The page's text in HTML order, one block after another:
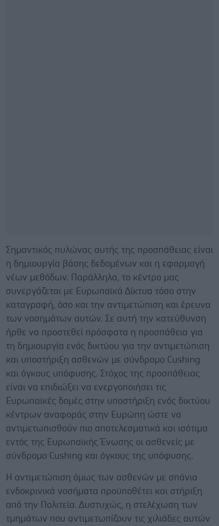
Σημαντικός πυλώνας αυτής της προσπάθειας είναι
η δημιουργία βάσης δεδομένων και η εφαρμογή
νέων μεθόδων. Παράλληλα, το κέντρο μας
συνεργάζεται με Ευρωπαϊκά Δίκτυα τόσο στην
καταγραφή, όσο και την αντιμετώπιση και έρευνα
των νοσημάτων αυτών. Σε αυτή την κατεύθυνση
ήρθε να προστεθεί πρόσφατα η προσπάθεια για
τη δημιουργία ενός δικτύου για την αντιμετώπιση
και υποστήριξη ασθενών με σύνδρομο Cushing
και όγκους υπόφυσης. Στόχος της προσπάθειας
είναι να επιδιώξει να ενεργοποιήσει τις
Ευρωπαϊκές δομές στην υποστήριξη ενός δικτύου
κέντρων αναφοράς στην Ευρώπη ώστε να
αντιμετωπισθούν πιο αποτελεσματικά και ισότιμα
εντός της Ευρωπαϊκής Ένωσης οι ασθενείς με
σύνδρομο Cushing και όγκους της υπόφυσης.
Η αντιμετώπιση όμως των ασθενών με σπάνια
ενδοκρινικά νοσήματα προϋποθέτει και στήριξη
από την Πολιτεία. Δυστυχώς, η στελέχωση των
τμημάτων που αντιμετωπίζουν τις χιλιάδες αυτών